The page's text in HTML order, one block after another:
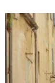
I
n
v